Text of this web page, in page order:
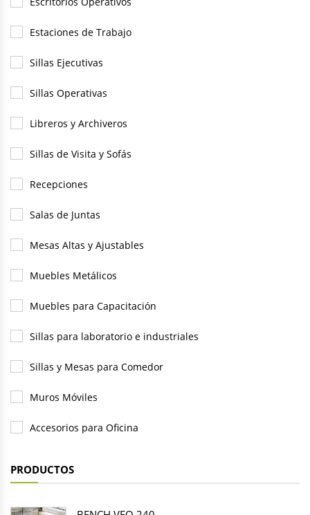
Estaciones de Trabajo
Sillas Ejecutivas
Sillas Operativas
Libreros y Archiveros
Sillas de Visita y Sofás
Recepciones
Salas de Juntas
Mesas Altas y Ajustables
Muebles Metálicos
Muebles para Capacitación
Sillas para laboratorio e industriales
Sillas y Mesas para Comedor
Muros Móviles
Accesorios para Oficina
PRODUCTOS